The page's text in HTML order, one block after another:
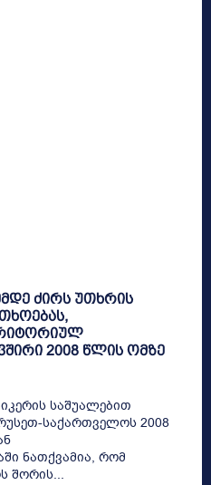
ძირს უთხრის
2008 წლის ომზე
საშუალებით
საქართველოს 2008
ნათქვამია, რომ
შორის...